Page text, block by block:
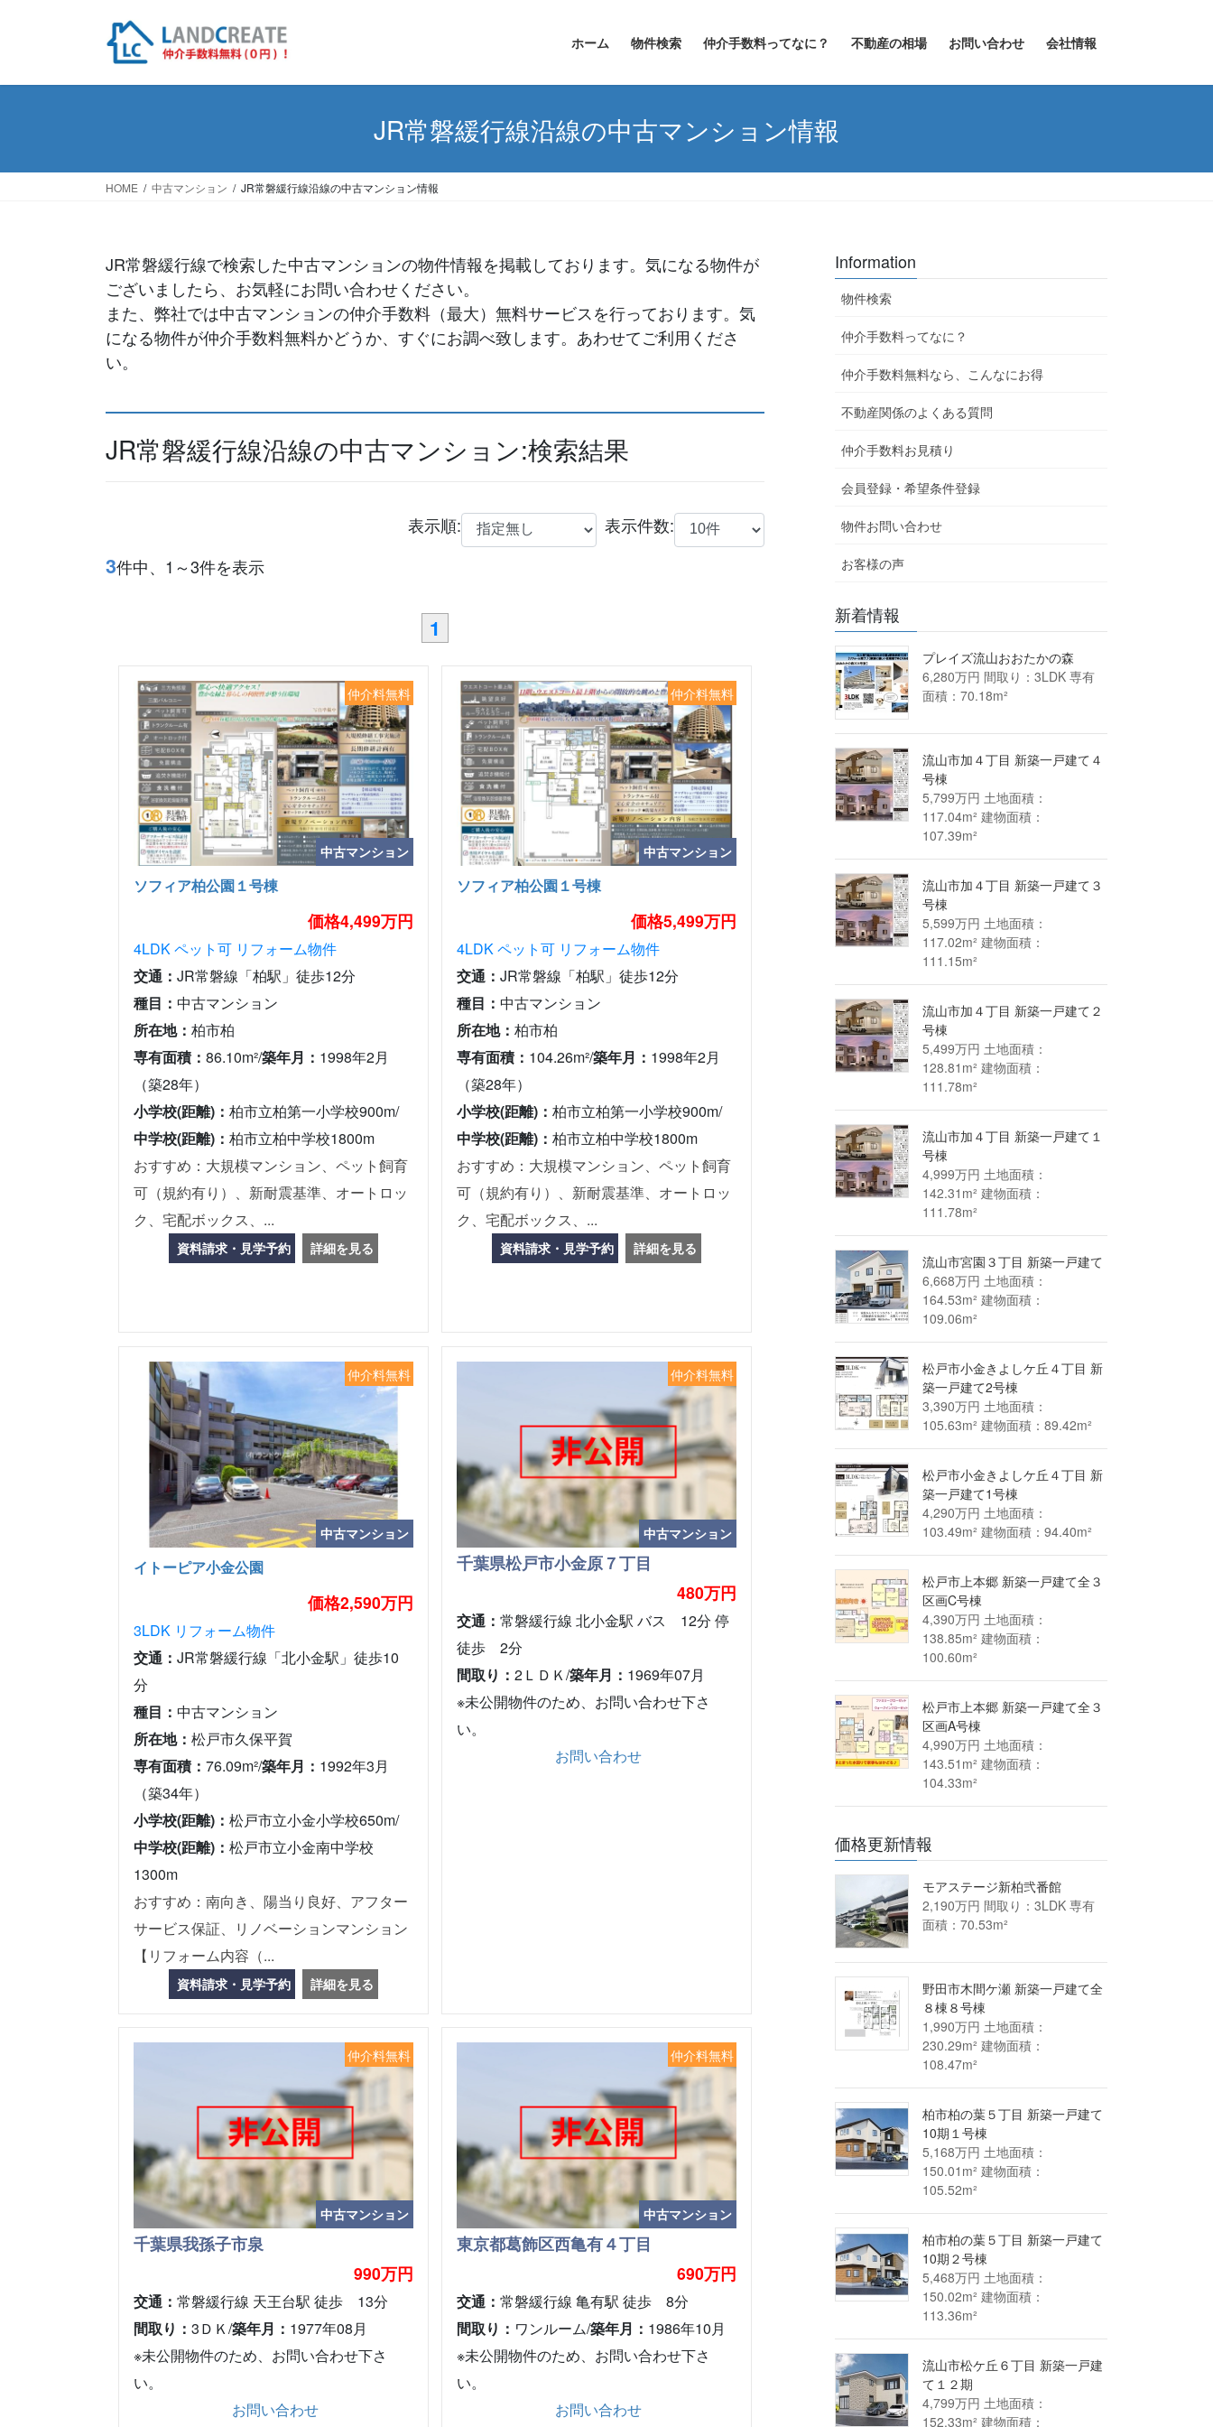
ホーム 物件検索 仲介手数料ってなに？ 不動産の相場 お問い合わせ 会社情報
JR常磐緩行線沿線の中古マンション情報
HOME 中古マンション JR常磐緩行線沿線の中古マンション情報
JR常磐緩行線で検索した中古マンションの物件情報を掲載しております。気になる物件が
ございましたら、お気軽にお問い合わせください。
また、弊社では中古マンションの仲介手数料（最大）無料サービスを行っております。気
になる物件が仲介手数料無料かどうか、すぐにお調べ致します。あわせてご利用くださ
い。
JR常磐緩行線沿線の中古マンション:検索結果
表示順: 表示件数:
3件中、1～3件を表示
1
中古マンション
仲介料無料
ソフィア柏公園１号棟
価格4,499万円
4LDKペット可 リフォーム物件
交通：JR常磐線「柏駅」徒歩12分
種目：中古マンション
所在地：柏市柏
専有面積：86.10m²/築年月： 1998年2月
（築28年）
小学校(距離)：柏市立柏第一小学校900m/
中学校(距離)：柏市立柏中学校1800m
おすすめ：大規模マンション、ペット飼育
可（規約有り）、新耐震基準、オートロッ
ク、宅配ボックス、...
資料請求・見学予約 詳細を見る
中古マンション
仲介料無料
ソフィア柏公園１号棟
価格5,499万円
4LDKペット可 リフォーム物件
交通：JR常磐線「柏駅」徒歩12分
種目：中古マンション
所在地：柏市柏
専有面積： 104.26m²/築年月： 1998年2月
（築28年）
小学校(距離)：柏市立柏第一小学校900m/
中学校(距離)：柏市立柏中学校1800m
おすすめ：大規模マンション、ペット飼育
可（規約有り）、新耐震基準、オートロッ
ク、宅配ボックス、...
資料請求・見学予約 詳細を見る
中古マンション
仲介料無料
イトーピア小金公園
価格2,590万円
3LDK リフォーム物件
交通：JR常磐緩行線「北小金駅」徒歩10
分
種目：中古マンション
所在地：松戸市久保平賀
専有面積：76.09m²/築年月： 1992年3月
（築34年）
小学校(距離)：松戸市立小金小学校650m/
中学校(距離)：松戸市立小金南中学校
1300m
おすすめ：南向き、陽当り良好、アフター
サービス保証、リノベーションマンション
【リフォーム内容（...
資料請求・見学予約 詳細を見る
中古マンション
仲介料無料
千葉県松戸市小金原７丁目
480万円
交通：常磐緩行線 北小金駅 バス 12分 停
徒歩 2分
間取り：2ＬＤＫ/築年月： 1969年07月
※未公開物件のため、お問い合わせ下さ
い。
お問い合わせ
中古マンション
仲介料無料
千葉県我孫子市泉
990万円
交通：常磐緩行線 天王台駅 徒歩 13分
間取り：3ＤＫ/築年月： 1977年08月
※未公開物件のため、お問い合わせ下さ
い。
お問い合わせ
中古マンション
仲介料無料
東京都葛飾区西亀有４丁目
690万円
交通：常磐緩行線 亀有駅 徒歩 8分
間取り： ワンルーム/築年月： 1986年10月
※未公開物件のため、お問い合わせ下さ
い。
お問い合わせ
Information
物件検索
仲介手数料ってなに？
仲介手数料無料なら、こんなにお得
不動産関係のよくある質問
仲介手数料お見積り
会員登録・希望条件登録
物件お問い合わせ
お客様の声
新着情報
プレイズ流山おおたかの森
6,280万円 間取り：3LDK 専有
面積：70.18m²
流山市加４丁目 新築一戸建て４
号棟
5,799万円 土地面積：
117.04m² 建物面積：
107.39m²
流山市加４丁目 新築一戸建て３
号棟
5,599万円 土地面積：
117.02m² 建物面積：
111.15m²
流山市加４丁目 新築一戸建て２
号棟
5,499万円 土地面積：
128.81m² 建物面積：
111.78m²
流山市加４丁目 新築一戸建て１
号棟
4,999万円 土地面積：
142.31m² 建物面積：
111.78m²
流山市宮園３丁目 新築一戸建て
6,668万円 土地面積：
164.53m² 建物面積：
109.06m²
松戸市小金きよしケ丘４丁目 新
築一戸建て2号棟
3,390万円 土地面積：
105.63m² 建物面積：89.42m²
松戸市小金きよしケ丘４丁目 新
築一戸建て1号棟
4,290万円 土地面積：
103.49m² 建物面積：94.40m²
松戸市上本郷 新築一戸建て全３
区画C号棟
4,390万円 土地面積：
138.85m² 建物面積：
100.60m²
松戸市上本郷 新築一戸建て全３
区画A号棟
4,990万円 土地面積：
143.51m² 建物面積：
104.33m²
価格更新情報
モアステージ新柏弐番館
2,190万円 間取り：3LDK 専有
面積：70.53m²
野田市木間ケ瀬 新築一戸建て全
８棟８号棟
1,990万円 土地面積：
230.29m² 建物面積：
108.47m²
柏市柏の葉５丁目 新築一戸建て
10期１号棟
5,168万円 土地面積：
150.01m² 建物面積：
105.52m²
柏市柏の葉５丁目 新築一戸建て
10期２号棟
5,468万円 土地面積：
150.02m² 建物面積：
113.36m²
流山市松ケ丘６丁目 新築一戸建
て１２期
4,799万円 土地面積：
152.33m² 建物面積：